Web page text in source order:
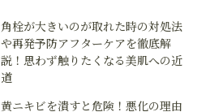
角栓が大きいのが取れた時の対処法
や再発予防アフターケアを徹底解
説！思わず触りたくなる美肌への近
道
黄ニキビを潰すと危険！悪化の理由